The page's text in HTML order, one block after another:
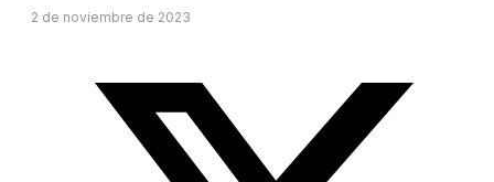
2 de noviembre de 2023